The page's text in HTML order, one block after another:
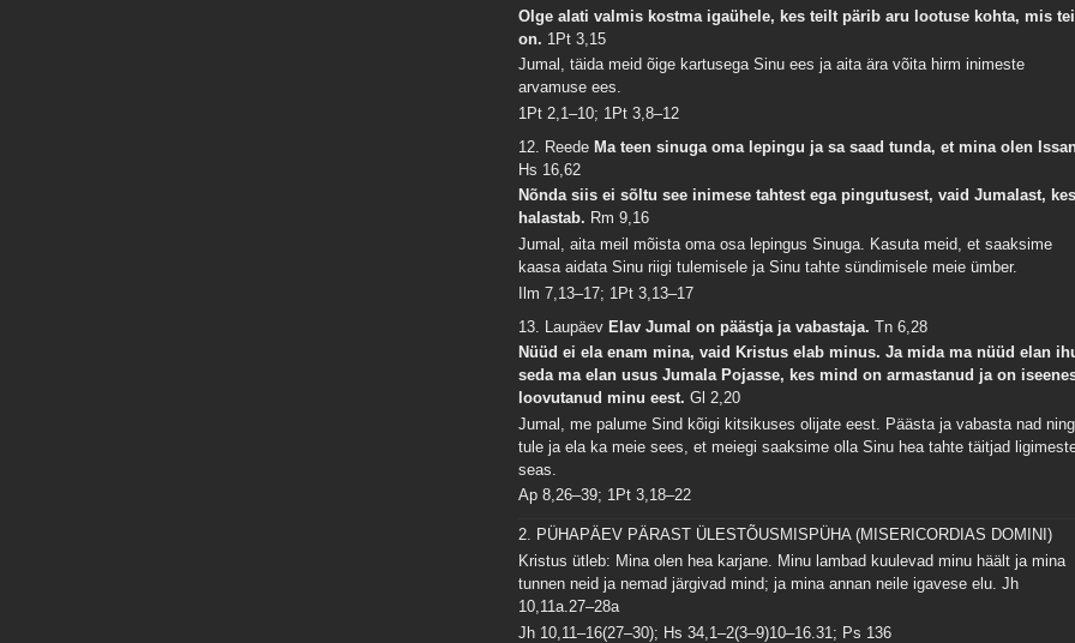
Olge alati valmis kostma igaühele, kes teilt pärib aru lootuse kohta, mis
on. 1Pt 3,15
Jumal, täida meid õige kartusega Sinu ees ja aita ära võita hirm inimeste
arvamuse ees.
1Pt 2,1–10; 1Pt 3,8–12
12. Reede Ma teen sinuga oma lepingu ja sa saad tunda, et mina olen
Hs 16,62
Nõnda siis ei sõltu see inimese tahtest ega pingutusest, vaid Jumalast,
halastab. Rm 9,16
Jumal, aita meil mõista oma osa lepingus Sinuga. Kasuta meid, et saaksime
kaasa aidata Sinu riigi tulemisele ja Sinu tahte sündimisele meie ümber.
Ilm 7,13–17; 1Pt 3,13–17
13. LaupäevElav Jumal on päästja ja vabastaja.Tn 6,28
Nüüd ei ela enam mina, vaid Kristus elab minus. Ja mida ma nüüd elan
seda ma elan usus Jumala Pojasse, kes mind on armastanud ja on
loovutanud minu eest.Gl 2,20
Jumal, me palume Sind kõigi kitsikuses olijate eest. Päästa ja vabasta nad ning
tule ja ela ka meie sees, et meiegi saaksime olla Sinu hea tahte täitjad
seas.
Ap 8,26–39; 1Pt 3,18–22
2. PÜHAPÄEV PÄRAST ÜLESTÕUSMISPÜHA (MISERICORDIAS DOMINI)
Kristus ütleb: Mina olen hea karjane. Minu lambad kuulevad minu häält ja mina
tunnen neid ja nemad järgivad mind; ja mina annan neile igavese elu.Jh
10,11a.27–28a
Jh 10,11–16(27–30); Hs 34,1–2(3–9)10–16.31; Ps 136